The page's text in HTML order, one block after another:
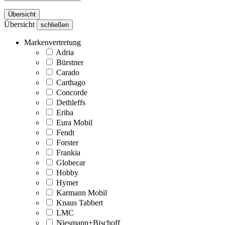
Übersicht
Übersicht schließen
Markenvertretung
Adria
Bürstner
Carado
Carthago
Concorde
Dethleffs
Eriba
Eura Mobil
Fendt
Forster
Frankia
Globecar
Hobby
Hymer
Karmann Mobil
Knaus Tabbert
LMC
Niesmann+Bischoff